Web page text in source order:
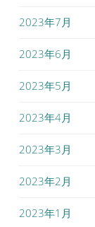
2023年7月
2023年6月
2023年5月
2023年4月
2023年3月
2023年2月
2023年1月